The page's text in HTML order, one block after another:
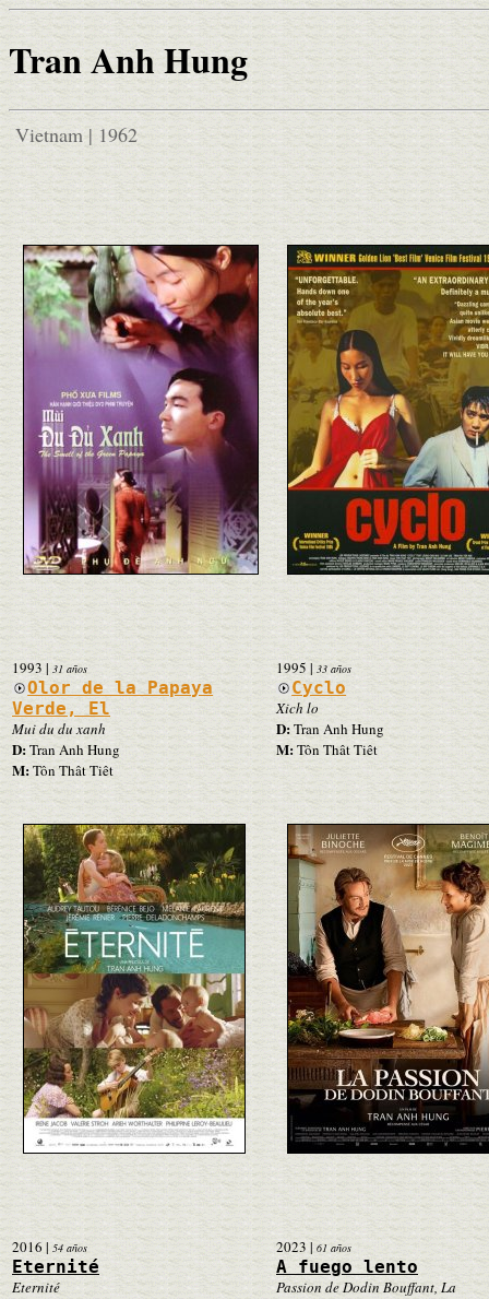
Tran Anh Hung
Vietnam | 1962
1993 | 31 años
Olor de la Papaya
Verde, El
Mui du du xanh
D:Tran Anh Hung
M:Tôn Thât Tiêt
1995 | 33 años
Cyclo
Xich lo
D:Tran Anh Hung
M:Tôn Thât Tiêt
2016 | 54 años
Eternité
Eternité
2023 | 61 años
A fuego lento
Passion de Dodin Bouffant, La